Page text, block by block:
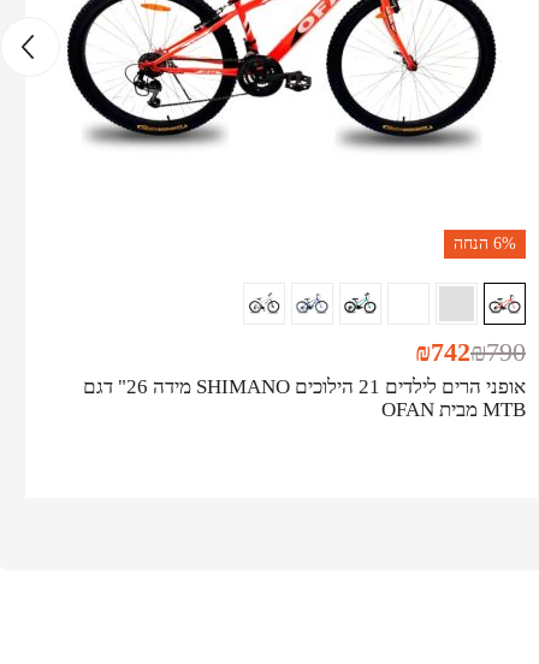
6% הנחה
אופני הרים לילדים 21 הילוכים SHIMANO מידה 26" דגם
MTB מבית OFAN
₪790
₪742